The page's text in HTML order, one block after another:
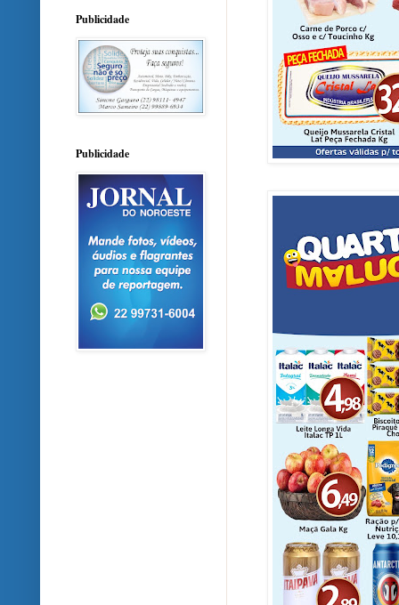
Publicidade
Publicidade